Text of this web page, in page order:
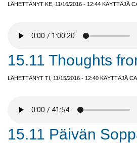
LÄHETTÄNYT KE, 11/16/2016 - 12:44 KÄYTTÄJÄ
15.11 Thoughts
LÄHETTÄNYT TI, 11/15/2016 - 12:40 KÄYTTÄJÄ
15.11 Päivän